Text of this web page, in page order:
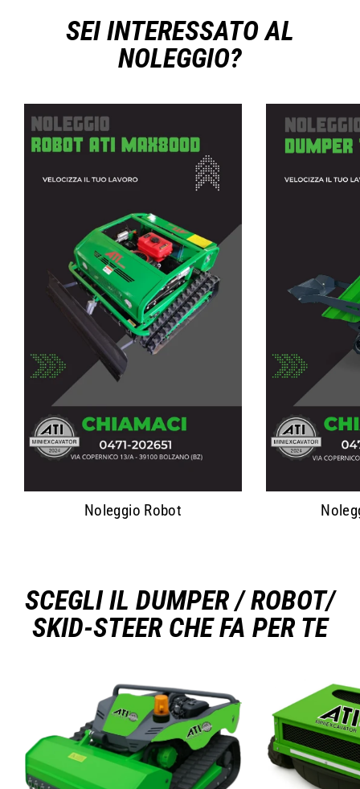
SEI INTERESSATO AL
NOLEGGIO?
Noleggio Robot
SCEGLI IL DUMPER / ROBOT/
SKID-STEER CHE FA PER TE